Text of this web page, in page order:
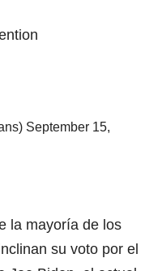
September 15,
la mayoría de los
su voto por el